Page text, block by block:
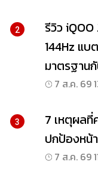
2
รีวิว
144Hz แ
มาตรฐาน
7 ส.ค. 69
3
7 เหตุผล
ปกป้องหน้
7 ส.ค. 69